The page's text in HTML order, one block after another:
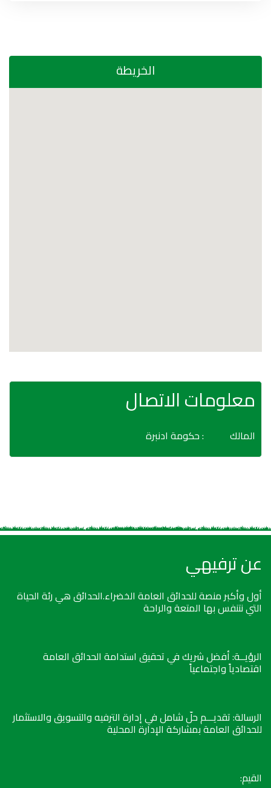
الخريطة
معلومات الاتصال
المالك : حكومة ادنبرة
عن ترفيهي
أول وأكبر منصة للحدائق العامة الخضراء.الحدائق هي رئة الحياة
التي نتنفس بها المتعة والراحة
الرؤيــة: أفضل شريك في تحقيق استدامة الحدائق العامة
اقتصادياً واجتماعياً
الرسالة: تقديـــم حلّ شامل في إدارة الترفيه والتسويق والاستثمار
للحدائق العامة بمشاركة الإدارة المحلية
القيم: